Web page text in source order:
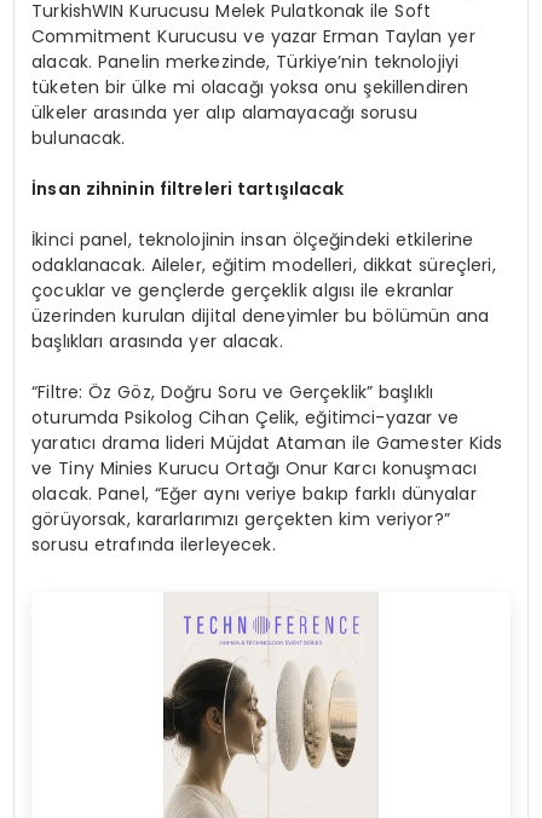
TurkishWIN Kurucusu Melek Pulatkonak ile Soft
Commitment Kurucusu ve yazar Erman Taylan yer
alacak. Panelin merkezinde, Türkiye’nin teknolojiyi
tüketen bir ülke mi olacağı yoksa onu şekillendiren
ülkeler arasında yer alıp alamayacağı sorusu
bulunacak.
İnsan zihninin filtreleri tartışılacak
İkinci panel, teknolojinin insan ölçeğindeki etkilerine
odaklanacak. Aileler, eğitim modelleri, dikkat süreçleri,
çocuklar ve gençlerde gerçeklik algısı ile ekranlar
üzerinden kurulan dijital deneyimler bu bölümün ana
başlıkları arasında yer alacak.
“Filtre: Öz Göz, Doğru Soru ve Gerçeklik” başlıklı
oturumda Psikolog Cihan Çelik, eğitimci-yazar ve
yaratıcı drama lideri Müjdat Ataman ile Gamester Kids
ve Tiny Minies Kurucu Ortağı Onur Karcı konuşmacı
olacak. Panel, “Eğer aynı veriye bakıp farklı dünyalar
görüyorsak, kararlarımızı gerçekten kim veriyor?”
sorusu etrafında ilerleyecek.